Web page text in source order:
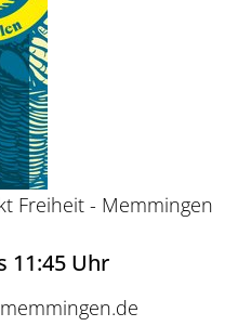
Freiheit - Memmingen
11:45 Uhr